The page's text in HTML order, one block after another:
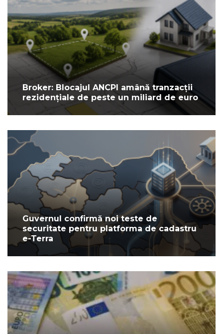
Broker: Blocajul ANCPI amână tranzacții
rezidențiale de peste un miliard de euro
Guvernul confirmă noi teste de
securitate pentru platforma de cadastru
e-Terra